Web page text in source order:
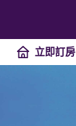
立即訂房